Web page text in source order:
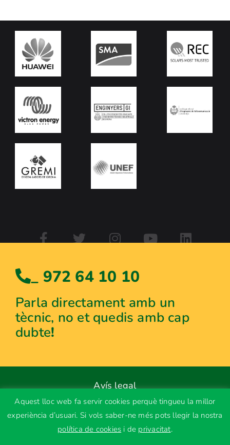
_ 972 64 10 10
Parla directament amb un
tècnic, no et quedis amb cap
dubte!
Avís legal
Política de privacitat
Ús de cookies
Aquest lloc web fa servir cookies perquè tingueu la millor
experiència d’usuari. Si vols saber-ne més pots llegir la nostra
política de cookies i de privacitat.